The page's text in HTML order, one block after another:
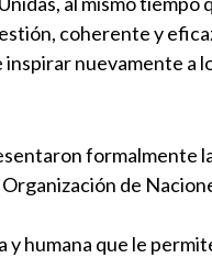
coherente y
nuevamente a
formalmente
de
y humana que le